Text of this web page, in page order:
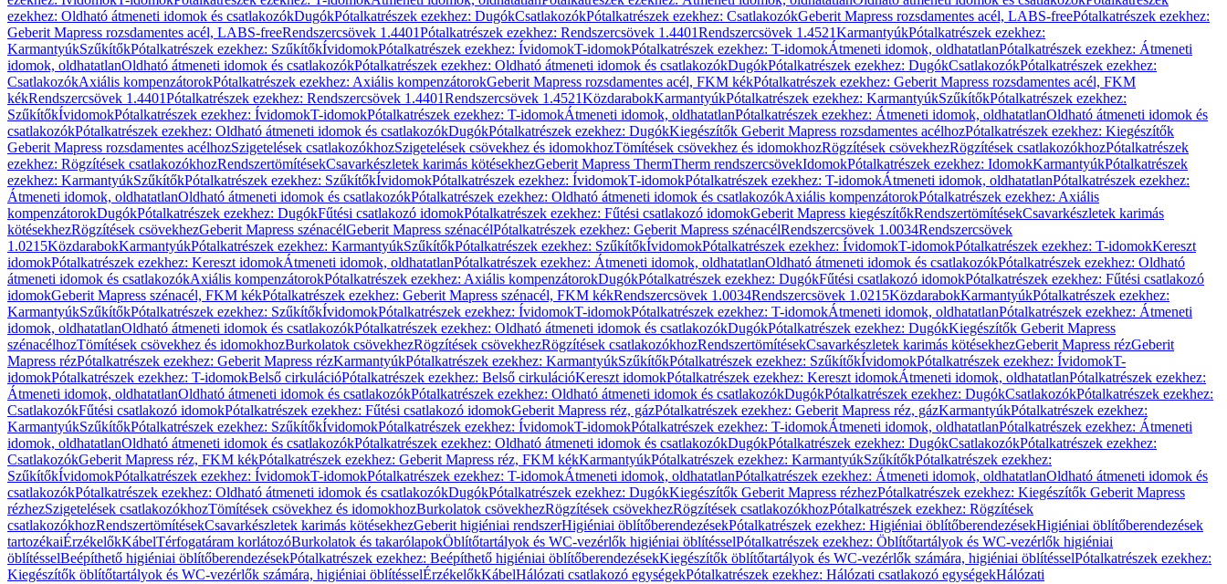
ezekhez: Oldható átmeneti idomok és csatlakozókDugókPótalkatrészek ezekhez: DugókCsatlakozókPótalkatrészek ezekhez: CsatlakozókGeberit Mapress rozsdamentes acél, LABS-freePótalkatrészek ezekhez:
Geberit Mapress rozsdamentes acél, LABS-freeRendszercsövek 1.4401Pótalkatrészek ezekhez: Rendszercsövek 1.4401Rendszercsövek 1.4521KarmantyúkPótalkatrészek ezekhez:
KarmantyúkSzűkítőkPótalkatrészek ezekhez: SzűkítőkÍvidomokPótalkatrészek ezekhez: ÍvidomokT-idomokPótalkatrészek ezekhez: T-idomokÁtmeneti idomok, oldhatatlanPótalkatrészek ezekhez: Átmeneti
idomok, oldhatatlanOldható átmeneti idomok és csatlakozókPótalkatrészek ezekhez: Oldható átmeneti idomok és csatlakozókDugókPótalkatrészek ezekhez: DugókCsatlakozókPótalkatrészek ezekhez:
CsatlakozókAxiális kompenzátorokPótalkatrészek ezekhez: Axiális kompenzátorokGeberit Mapress rozsdamentes acél, FKM kékPótalkatrészek ezekhez: Geberit Mapress rozsdamentes acél, FKM
kékRendszercsövek 1.4401Pótalkatrészek ezekhez: Rendszercsövek 1.4401Rendszercsövek 1.4521KözdarabokKarmantyúkPótalkatrészek ezekhez: KarmantyúkSzűkítőkPótalkatrészek ezekhez:
SzűkítőkÍvidomokPótalkatrészek ezekhez: ÍvidomokT-idomokPótalkatrészek ezekhez: T-idomokÁtmeneti idomok, oldhatatlanPótalkatrészek ezekhez: Átmeneti idomok, oldhatatlanOldható átmeneti idomok és
csatlakozókPótalkatrészek ezekhez: Oldható átmeneti idomok és csatlakozókDugókPótalkatrészek ezekhez: DugókKiegészítők Geberit Mapress rozsdamentes acélhozPótalkatrészek ezekhez: Kiegészítők
Geberit Mapress rozsdamentes acélhozSzigetelések csatlakozókhozSzigetelések csövekhez és idomokhozTömítések csövekhez és idomokhozRögzítések csövekhezRögzítések csatlakozókhozPótalkatrészek
ezekhez: Rögzítések csatlakozókhozRendszertömítésekCsavarkészletek karimás kötésekhezGeberit Mapress ThermTherm rendszercsövekIdomokPótalkatrészek ezekhez: IdomokKarmantyúkPótalkatrészek
ezekhez: KarmantyúkSzűkítőkPótalkatrészek ezekhez: SzűkítőkÍvidomokPótalkatrészek ezekhez: ÍvidomokT-idomokPótalkatrészek ezekhez: T-idomokÁtmeneti idomok, oldhatatlanPótalkatrészek ezekhez:
Átmeneti idomok, oldhatatlanOldható átmeneti idomok és csatlakozókPótalkatrészek ezekhez: Oldható átmeneti idomok és csatlakozókAxiális kompenzátorokPótalkatrészek ezekhez: Axiális
kompenzátorokDugókPótalkatrészek ezekhez: DugókFűtési csatlakozó idomokPótalkatrészek ezekhez: Fűtési csatlakozó idomokGeberit Mapress kiegészítőkRendszertömítésekCsavarkészletek karimás
kötésekhezRögzítések csövekhezGeberit Mapress szénacélGeberit Mapress szénacélPótalkatrészek ezekhez: Geberit Mapress szénacélRendszercsövek 1.0034Rendszercsövek
1.0215KözdarabokKarmantyúkPótalkatrészek ezekhez: KarmantyúkSzűkítőkPótalkatrészek ezekhez: SzűkítőkÍvidomokPótalkatrészek ezekhez: ÍvidomokT-idomokPótalkatrészek ezekhez: T-idomokKereszt
idomokPótalkatrészek ezekhez: Kereszt idomokÁtmeneti idomok, oldhatatlanPótalkatrészek ezekhez: Átmeneti idomok, oldhatatlanOldható átmeneti idomok és csatlakozókPótalkatrészek ezekhez: Oldható
átmeneti idomok és csatlakozókAxiális kompenzátorokPótalkatrészek ezekhez: Axiális kompenzátorokDugókPótalkatrészek ezekhez: DugókFűtési csatlakozó idomokPótalkatrészek ezekhez: Fűtési csatlakozó
idomokGeberit Mapress szénacél, FKM kékPótalkatrészek ezekhez: Geberit Mapress szénacél, FKM kékRendszercsövek 1.0034Rendszercsövek 1.0215KözdarabokKarmantyúkPótalkatrészek ezekhez:
KarmantyúkSzűkítőkPótalkatrészek ezekhez: SzűkítőkÍvidomokPótalkatrészek ezekhez: ÍvidomokT-idomokPótalkatrészek ezekhez: T-idomokÁtmeneti idomok, oldhatatlanPótalkatrészek ezekhez: Átmeneti
idomok, oldhatatlanOldható átmeneti idomok és csatlakozókPótalkatrészek ezekhez: Oldható átmeneti idomok és csatlakozókDugókPótalkatrészek ezekhez: DugókKiegészítők Geberit Mapress
szénacélhozTömítések csövekhez és idomokhozBurkolatok csövekhezRögzítések csövekhezRögzítések csatlakozókhozRendszertömítésekCsavarkészletek karimás kötésekhezGeberit Mapress rézGeberit
Mapress rézPótalkatrészek ezekhez: Geberit Mapress rézKarmantyúkPótalkatrészek ezekhez: KarmantyúkSzűkítőkPótalkatrészek ezekhez: SzűkítőkÍvidomokPótalkatrészek ezekhez: ÍvidomokT-
idomokPótalkatrészek ezekhez: T-idomokBelső cirkulációPótalkatrészek ezekhez: Belső cirkulációKereszt idomokPótalkatrészek ezekhez: Kereszt idomokÁtmeneti idomok, oldhatatlanPótalkatrészek ezekhez:
Átmeneti idomok, oldhatatlanOldható átmeneti idomok és csatlakozókPótalkatrészek ezekhez: Oldható átmeneti idomok és csatlakozókDugókPótalkatrészek ezekhez: DugókCsatlakozókPótalkatrészek ezekhez:
CsatlakozókFűtési csatlakozó idomokPótalkatrészek ezekhez: Fűtési csatlakozó idomokGeberit Mapress réz, gázPótalkatrészek ezekhez: Geberit Mapress réz, gázKarmantyúkPótalkatrészek ezekhez:
KarmantyúkSzűkítőkPótalkatrészek ezekhez: SzűkítőkÍvidomokPótalkatrészek ezekhez: ÍvidomokT-idomokPótalkatrészek ezekhez: T-idomokÁtmeneti idomok, oldhatatlanPótalkatrészek ezekhez: Átmeneti
idomok, oldhatatlanOldható átmeneti idomok és csatlakozókPótalkatrészek ezekhez: Oldható átmeneti idomok és csatlakozókDugókPótalkatrészek ezekhez: DugókCsatlakozókPótalkatrészek ezekhez:
CsatlakozókGeberit Mapress réz, FKM kékPótalkatrészek ezekhez: Geberit Mapress réz, FKM kékKarmantyúkPótalkatrészek ezekhez: KarmantyúkSzűkítőkPótalkatrészek ezekhez:
SzűkítőkÍvidomokPótalkatrészek ezekhez: ÍvidomokT-idomokPótalkatrészek ezekhez: T-idomokÁtmeneti idomok, oldhatatlanPótalkatrészek ezekhez: Átmeneti idomok, oldhatatlanOldható átmeneti idomok és
csatlakozókPótalkatrészek ezekhez: Oldható átmeneti idomok és csatlakozókDugókPótalkatrészek ezekhez: DugókKiegészítők Geberit Mapress rézhezPótalkatrészek ezekhez: Kiegészítők Geberit Mapress
rézhezSzigetelések csatlakozókhozTömítések csövekhez és idomokhozBurkolatok csövekhezRögzítések csövekhezRögzítések csatlakozókhozPótalkatrészek ezekhez: Rögzítések
csatlakozókhozRendszertömítésekCsavarkészletek karimás kötésekhezGeberit higiéniai rendszerHigiéniai öblítőberendezésekPótalkatrészek ezekhez: Higiéniai öblítőberendezésekHigiéniai öblítőberendezések
tartozékaiÉrzékelőkKábelTérfogatáram korlátozóBurkolatok és takarólapokÖblítőtartályok és WC-vezérlők higiéniai öblítésselPótalkatrészek ezekhez: Öblítőtartályok és WC-vezérlők higiéniai
öblítésselBeépíthető higiéniai öblítőberendezésekPótalkatrészek ezekhez: Beépíthető higiéniai öblítőberendezésekKiegészítők öblítőtartályok és WC-vezérlők számára, higiéniai öblítésselPótalkatrészek ezekhez:
Kiegészítők öblítőtartályok és WC-vezérlők számára, higiéniai öblítésselÉrzékelőkKábelHálózati csatlakozó egységekPótalkatrészek ezekhez: Hálózati csatlakozó egységekHálózati